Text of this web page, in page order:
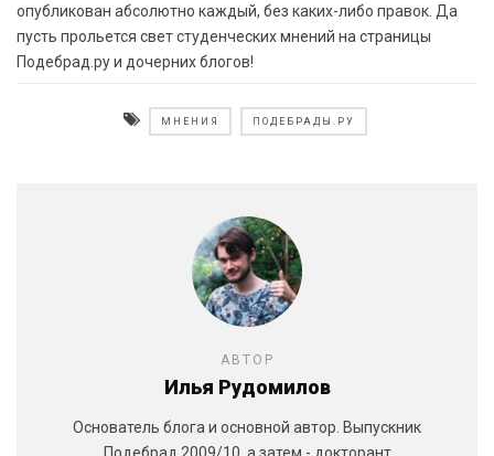
опубликован абсолютно каждый, без каких-либо правок. Да
пусть прольется свет студенческих мнений на страницы
Подебрад.ру и дочерних блогов!
МНЕНИЯ ПОДЕБРАДЫ.РУ
АВТОР
Илья Рудомилов
Основатель блога и основной автор. Выпускник
Подебрад 2009/10, а затем - докторант